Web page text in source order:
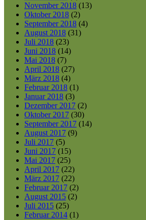
November 2018 (13)
Oktober 2018 (2)
September 2018 (4)
August 2018 (31)
Juli 2018 (23)
Juni 2018 (14)
Mai 2018 (7)
April 2018 (27)
März 2018 (4)
Februar 2018 (1)
Januar 2018 (3)
Dezember 2017 (2)
Oktober 2017 (30)
September 2017 (14)
August 2017 (9)
Juli 2017 (5)
Juni 2017 (15)
Mai 2017 (25)
April 2017 (22)
März 2017 (22)
Februar 2017 (2)
August 2015 (2)
Juli 2015 (25)
Februar 2014 (1)